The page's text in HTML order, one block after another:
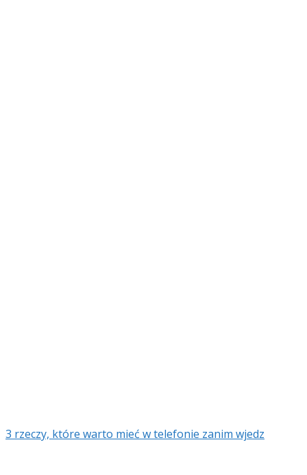
3 rzeczy, które warto mieć w telefonie zanim wjedz